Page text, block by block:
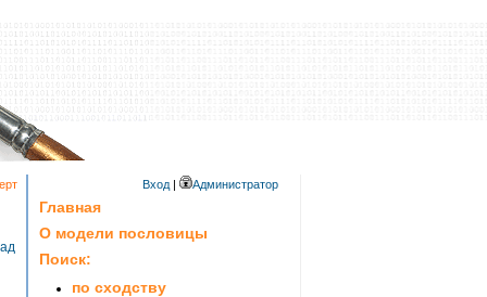
Вход | Администратор
Главная
О модели пословицы
Поиск:
по сходству